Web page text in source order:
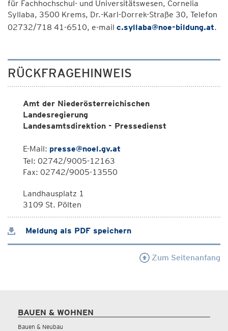
für Fachhochschul- und Universitätswesen, Cornelia
Syllaba, 3500 Krems, Dr.-Karl-Dorrek-Straße 30, Telefon
02732/718 41-6510, e-mail c.syllaba@noe-bildung.at.
RÜCKFRAGEHINWEIS
Amt der Niederösterreichischen
Landesregierung
Landesamtsdirektion - Pressedienst
E-Mail: presse@noel.gv.at
Tel: 02742/9005-12163
Fax: 02742/9005-13550
Landhausplatz 1
3109 St. Pölten
Meldung als PDF speichern
Zum Seitenanfang
BAUEN & WOHNEN
Bauen & Neubau